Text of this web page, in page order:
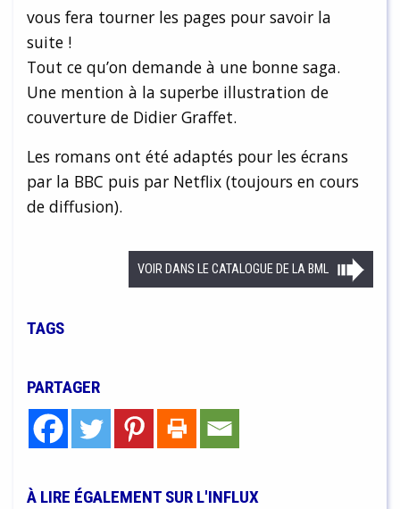
vous fera tourner les pages pour savoir la
suite !
Tout ce qu’on demande à une bonne saga.
Une mention à la superbe illustration de
couverture de Didier Graffet.
Les romans ont été adaptés pour les écrans
par la BBC puis par Netflix (toujours en cours
de diffusion).
VOIR DANS LE CATALOGUE DE LA BML
TAGS
PARTAGER
À LIRE ÉGALEMENT SUR L'INFLUX